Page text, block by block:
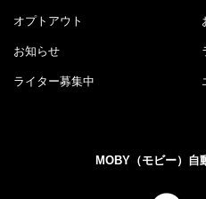
オプトアウト
お知らせ
ライター募集中
MOBY（モビー）自